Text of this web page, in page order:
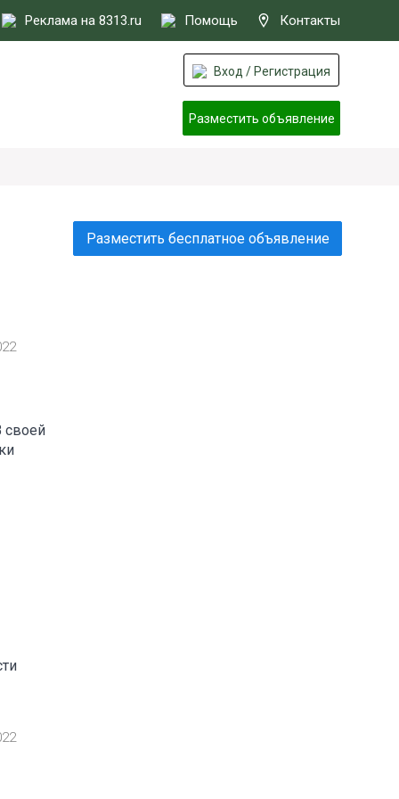
Реклама на 8313.ru Помощь Контакты
Вход / Регистрация
Разместить объявление
своей
Разместить бесплатное объявление